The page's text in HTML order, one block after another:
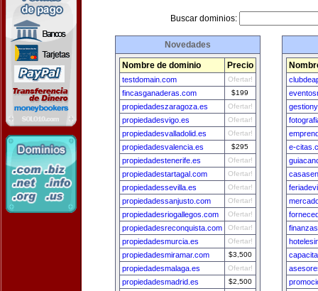
Buscar dominios:
Novedades
Nombre de dominio Precio
testdomain.com Ofertar!
fincasganaderas.com $199
propiedadeszaragoza.es Ofertar!
propiedadesvigo.es Ofertar!
propiedadesvalladolid.es Ofertar!
propiedadesvalencia.es $295
propiedadestenerife.es Ofertar!
propiedadestartagal.com Ofertar!
propiedadessevilla.es Ofertar!
propiedadessanjusto.com Ofertar!
propiedadesriogallegos.com Ofertar!
propiedadesreconquista.com Ofertar!
propiedadesmurcia.es Ofertar!
propiedadesmiramar.com $3,500
propiedadesmalaga.es Ofertar!
propiedadesmadrid.es $2,500
e-